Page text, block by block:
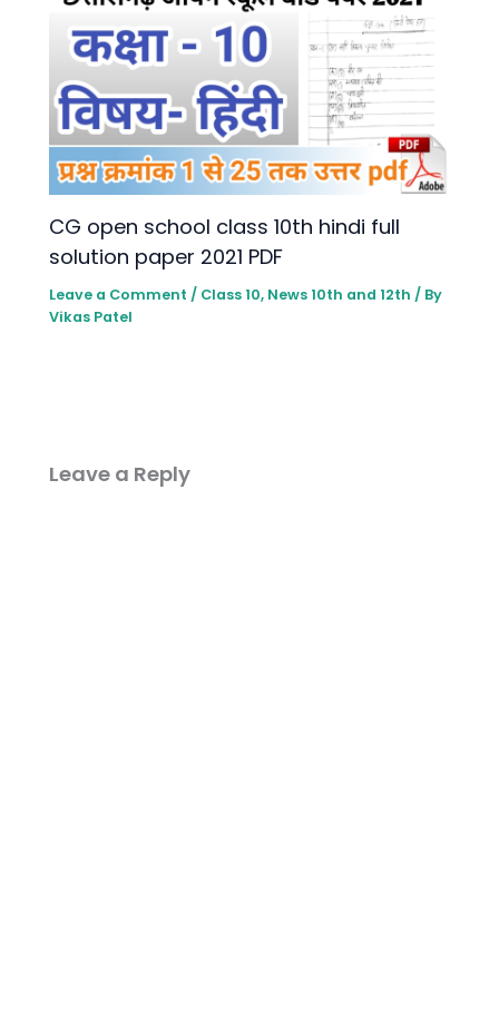
CG open school class 10th hindi full
solution paper 2021 PDF
Leave a Comment / Class 10, News 10th and 12th / By
Vikas Patel
Leave a Reply